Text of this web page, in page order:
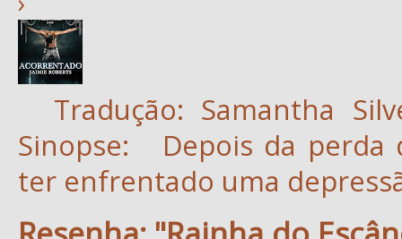
Tradução: Samantha
Sinopse: Depois da perda
ter enfrentado uma